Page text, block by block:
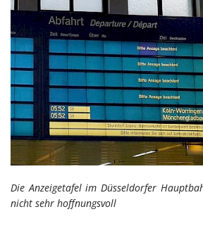
Die Anzeigetafel im Düsseldorfer
nicht sehr hoffnungsvoll